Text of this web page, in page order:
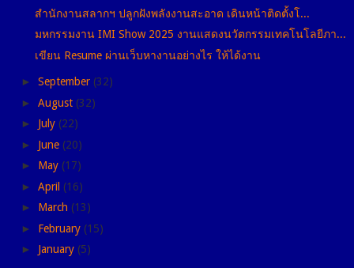
สำนักงานสลากฯ ปลูกฝังพลังงานสะอาด เดินหน้าติดตั้งโ...
มหกรรมงาน IMI Show 2025 งานแสดงนวัตกรรมเทคโนโลยีภา...
เขียน Resume ผ่านเว็บหางานอย่างไร ให้ได้งาน
► September (32)
► August (32)
► July (22)
► June (20)
► May (17)
► April (16)
► March (13)
► February (15)
► January (5)